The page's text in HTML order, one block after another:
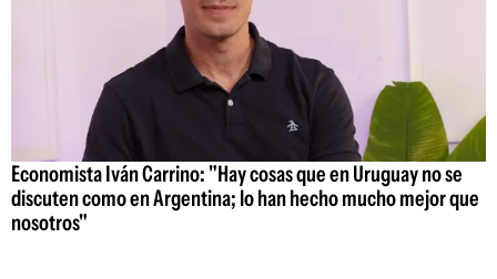
Economista Iván Carrino: "Hay cosas que en Uruguay no se
discuten como en Argentina; lo han hecho mucho mejor que
nosotros"